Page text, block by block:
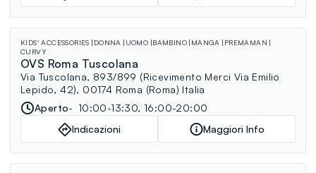
KIDS' ACCESSORIES DONNA UOMO BAMBINO MANGA
PREMAMAN
CURVY
OVS Roma Tuscolana
Via Tuscolana, 893/899 (Ricevimento Merci Via Emilio
Lepido, 42), 00174 Roma (Roma) Italia
Aperto
10:00-13:30, 16:00-20:00
Indicazioni
Maggiori Info